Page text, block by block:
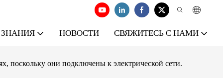
ЗНАНИЯ НОВОСТИ СВЯЖИТЕСЬ С НАМИ
поскольку они подключены к электрической сети.